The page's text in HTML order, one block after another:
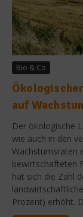
Bio & Co
auf
Der ökologische
wie auch in den
Wachstumsraten
bewirtschafteten
hat sich die Zahl
Prozent) erhöht.